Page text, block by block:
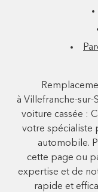
à Villefranche-sur-
voiture cassée :
votre spécialiste
automobile.
cette page ou
expertise et de
rapide et